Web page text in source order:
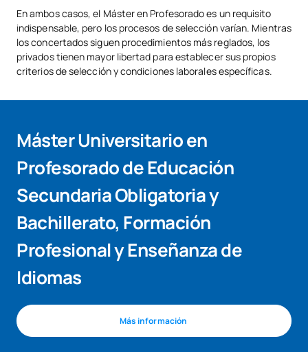
En ambos casos, el Máster en Profesorado es un requisito
indispensable, pero los procesos de selección varían. Mientras
los concertados siguen procedimientos más reglados, los
privados tienen mayor libertad para establecer sus propios
criterios de selección y condiciones laborales específicas.
Máster Universitario en
Profesorado de Educación
Secundaria Obligatoria y
Bachillerato, Formación
Profesional y Enseñanza de
Idiomas
Más información